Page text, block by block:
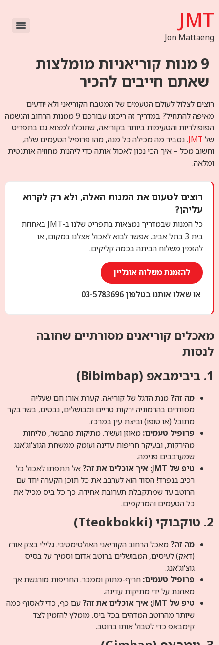
JMT
Jon Mattaeng
9 מנות קוריאניות מומלצות
שאתם חייבים להכיר
רוצים לצלול לעולם הטעמים של המטבח הקוריאני ולא יודעים
מאיפה להתחיל? במדריך זה ריכזנו עבורכם 9 ממנות הרחוב והנשמה
הפופולריות והטעימות ביותר בקוריאה, שתוכלו למצוא גם בתפריט
של JMT. נסביר מה מכילה כל מנה, מהו פרופיל הטעמים שלה,
וחשוב מכל – איך הכי נכון לאכול אותה כדי ליהנות מחוויה אותנטית
ומלאה.
רוצים לטעום את המנות האלה, ולא רק לקרוא
עליהן?
כל המנות שבמדריך נמצאות בתפריט שלנו ב-JMT באחוזת
בית 3 בתל אביב. אפשר לבוא לאכול אצלנו במקום, או
להזמין משלוח הביתה בכמה קליקים.
להזמנת משלוח אונליין
או שאלו אותנו בטלפון 03-5783696
מאכלים קוריאנים מסורתיים שחובה
לנסות
1. ביבימבאפ (Bibimbap)
מה זה?מנת הדגל של קוריאה. קערת אורז חם שעליה
מסודרים בהרמוניה ירקות טריים ומבושלים, נבטים, בשר בקר
מתובל (או טופו) וביצת עין במרכז.
פרופיל טעמים: מאוזן ועשיר. מתיקות מהבשר, מליחות
מהירקות, ובעיקר חריפות עדינה ועומק ממשחת הגוצ'וג'אנג
שמערבבים פנימה.
טיפ של JMT: איך אוכלים את זה?
אל תתפתו לאכול כל
רכיב בנפרד! הסוד הוא לערבב את כל תוכן הקערה יחד עם
הרוטב עד שמתקבלת תערובת אחידה. כך כל ביס מכיל את
כל הטעמים והמרקמים.
2. טוקבוקי (Tteokbokki)
מה זה?מאכל הרחוב הקוריאני האולטימטיבי. גלילי בצק אורז
(דאק) לעיסים, המבושלים ברוטב אדום וסמיך על בסיס
גוצ'וג'אנג.
פרופיל טעמים: חריף-מתוק וממכר. החריפות מורגשת אך
מאוזנת על ידי מתיקות עדינה.
טיפ של JMT: איך אוכלים את זה?
עם כף, כדי לאסוף כמה
שיותר מהרוטב המדהים בכל ביס. מומלץ להזמין לצד
קימבאפ כדי לטבול אותו ברוטב.